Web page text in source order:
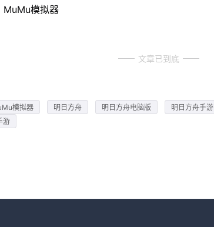
MuMu模拟器
文章已到底
模拟器 明日方舟 明日方舟电脑版 明日方舟手游
游